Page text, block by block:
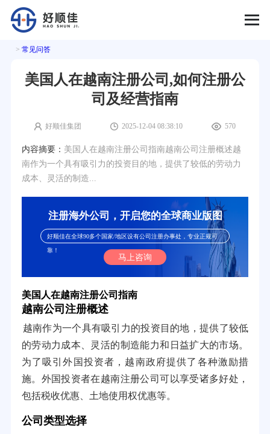
> 常见问答
美国人在越南注册公司,如何注册公
司及经营指南
好顺佳集团 2025-12-04 08:38:10 570
内容摘要： 美国人在越南注册公司指南越南公司注册概述越
南作为一个具有吸引力的投资目的地，提供了较低的劳动力
成本、灵活的制造...
注册海外公司，开启您的全球商业版图
好顺佳在全球90多个国家/地区设有公司注册办事处，专业正规可
靠！
马上咨询
美国人在越南注册公司指南
越南公司注册概述
越南作为一个具有吸引力的投资目的地，提供了较低
的劳动力成本、灵活的制造能力和日益扩大的市场。
为了吸引外国投资者，越南政府提供了各种激励措
施。外国投资者在越南注册公司可以享受诸多好处，
包括税收优惠、土地使用权优惠等。
公司类型选择